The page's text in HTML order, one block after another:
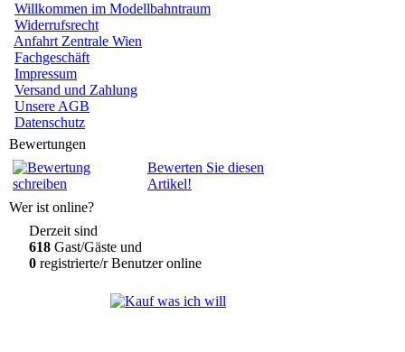
Willkommen im Modellbahntraum
Widerrufsrecht
Anfahrt Zentrale Wien
Fachgeschäft
Impressum
Versand und Zahlung
Unsere AGB
Datenschutz
Bewertungen
Bewerten Sie diesen
Artikel!
Wer ist online?
Derzeit sind
618 Gast/Gäste und
0 registrierte/r Benutzer online